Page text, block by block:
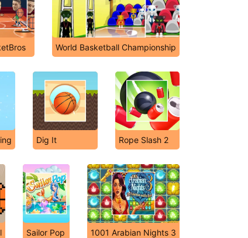
World Basketball Championship
Dig It Rope Slash 2
Sailor Pop 1001 Arabian Nights 3